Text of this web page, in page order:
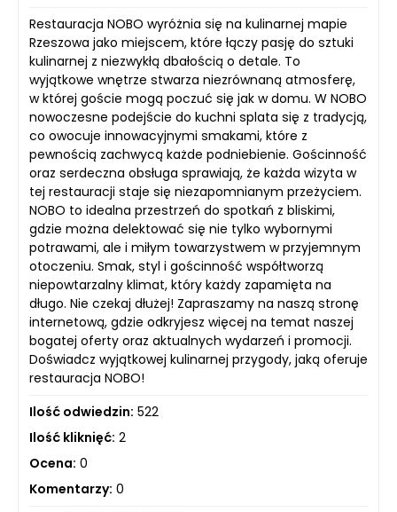
Restauracja NOBO wyróżnia się na kulinarnej mapie
Rzeszowa jako miejscem, które łączy pasję do sztuki
kulinarnej z niezwykłą dbałością o detale. To
wyjątkowe wnętrze stwarza niezrównaną atmosferę,
w której goście mogą poczuć się jak w domu. W NOBO
nowoczesne podejście do kuchni splata się z tradycją,
co owocuje innowacyjnymi smakami, które z
pewnością zachwycą każde podniebienie. Gościnność
oraz serdeczna obsługa sprawiają, że każda wizyta w
tej restauracji staje się niezapomnianym przeżyciem.
NOBO to idealna przestrzeń do spotkań z bliskimi,
gdzie można delektować się nie tylko wybornymi
potrawami, ale i miłym towarzystwem w przyjemnym
otoczeniu. Smak, styl i gościnność współtworzą
niepowtarzalny klimat, który każdy zapamięta na
długo. Nie czekaj dłużej! Zapraszamy na naszą stronę
internetową, gdzie odkryjesz więcej na temat naszej
bogatej oferty oraz aktualnych wydarzeń i promocji.
Doświadcz wyjątkowej kulinarnej przygody, jaką oferuje
restauracja NOBO!
Ilość odwiedzin: 522
Ilość kliknięć: 2
Ocena: 0
Komentarzy: 0